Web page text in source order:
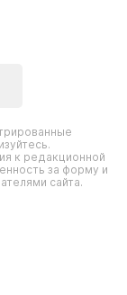
к редакционной
за форму и
сайта.